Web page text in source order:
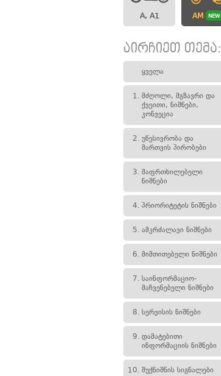
A, A1 AM NEW
აირჩიეთ თემა:
ყველა
1. მძღოლი, მგზავრი და
ქვეითი, ნიშნები,
კონვეცია
2. უწესივრობა და
მართვის პირობები
3. მაფრთხილებელი
ნიშნები
4. პრიორიტეტის ნიშნები
5. ამკრძალავი ნიშნები
6. მიმთითებელი ნიშნები
7. საინფორმაციო-
მაჩვენებელი ნიშნები
8. სერვისის ნიშნები
9. დამატებითი
ინფორმაციის ნიშნები
10. შუქნიშნის სიგნალები